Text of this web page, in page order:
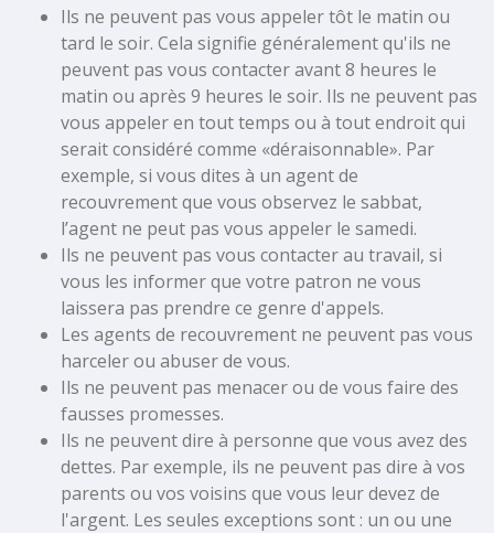
Ils ne peuvent pas vous appeler tôt le matin ou
tard le soir. Cela signifie généralement qu'ils ne
peuvent pas vous contacter avant 8 heures le
matin ou après 9 heures le soir. Ils ne peuvent pas
vous appeler en tout temps ou à tout endroit qui
serait considéré comme «déraisonnable». Par
exemple, si vous dites à un agent de
recouvrement que vous observez le sabbat,
l’agent ne peut pas vous appeler le samedi.
Ils ne peuvent pas vous contacter au travail, si
vous les informer que votre patron ne vous
laissera pas prendre ce genre d'appels.
Les agents de recouvrement ne peuvent pas vous
harceler ou abuser de vous.
Ils ne peuvent pas menacer ou de vous faire des
fausses promesses.
Ils ne peuvent dire à personne que vous avez des
dettes. Par exemple, ils ne peuvent pas dire à vos
parents ou vos voisins que vous leur devez de
l'argent. Les seules exceptions sont : un ou une